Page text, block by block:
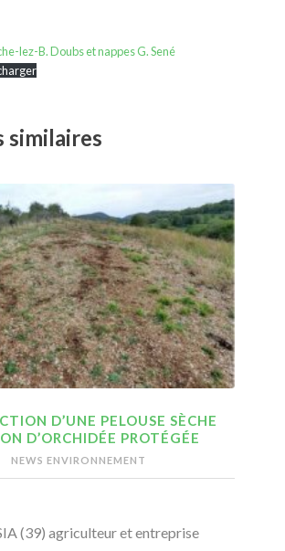
lez-B. Doubs et nappes G. Sené
similaires
D’UNE PELOUSE SÈCHE
D’ORCHIDÉE PROTÉGÉE
NEWS ENVIRONNEMENT
(39) agriculteur et entreprise